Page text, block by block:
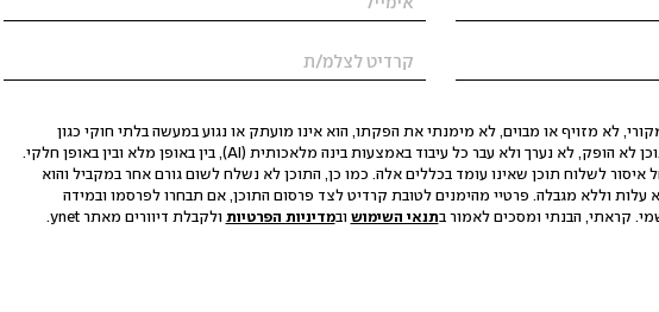
לא מזויף או מבוים, לא מימנתי את הפקתו, הוא אינו מועתק או נגוע במעשה בלתי חוקי כגון
הסגת גבול ופגיעה בפרטיות. התוכן לא הופק, לא נערך ולא עבר כל עיבוד באמצעות בינה מלאכותית (AI), בין באופן מלא ובין באופן חלקי.
איסור לשלוח תוכן שאינו עומד בכללים אלה. כמו כן, התוכן לא נשלח לשום גורם אחר במקביל והוא
עלות וללא מגבלה. פרטיי מהימנים לטובת קרדיט לצד פרסום התוכן, אם תבחרו לפרסמו ובמידה
קראתי, הבנתי ומסכים לאמור בתנאי השימוש ובמדיניות הפרטיות ולקבלת דיוורים מאתר ynet.